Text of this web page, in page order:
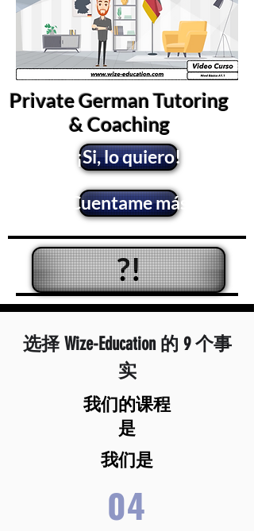
Private German Tutoring
& Coaching
¡Si, lo quiero!
¡Cuentame más!
?!
选择 Wize-Education 的 9 个事
实
我们的课程
是
我们是
04